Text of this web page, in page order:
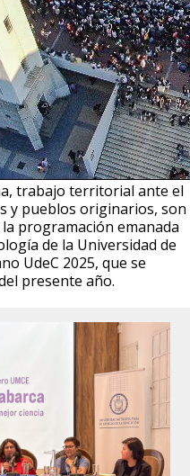
trabajo territorial ante el
y pueblos originarios, son
programación emanada
de la Universidad de
UdeC 2025, que se
presente año.